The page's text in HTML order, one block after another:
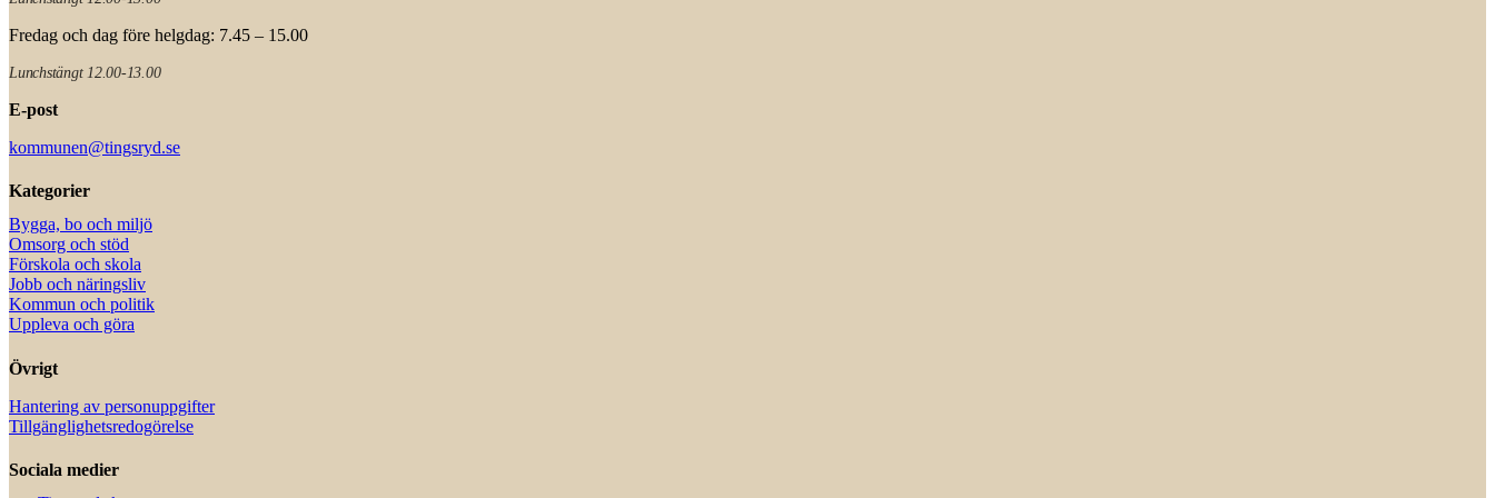
Fredag och dag före helgdag: 7.45 – 15.00
Lunchstängt 12.00-13.00
E-post
kommunen@tingsryd.se
Kategorier
Bygga, bo och miljö
Omsorg och stöd
Förskola och skola
Jobb och näringsliv
Kommun och politik
Uppleva och göra
Övrigt
Hantering av personuppgifter
Tillgänglighetsredogörelse
Sociala medier